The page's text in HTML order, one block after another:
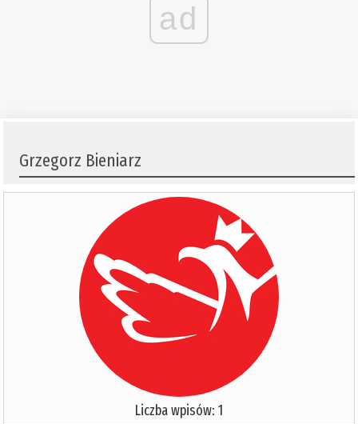
ad
Grzegorz Bieniarz
Liczba wpisów: 1